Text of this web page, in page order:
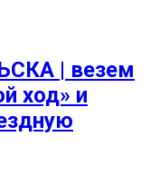
| везем
ход» и